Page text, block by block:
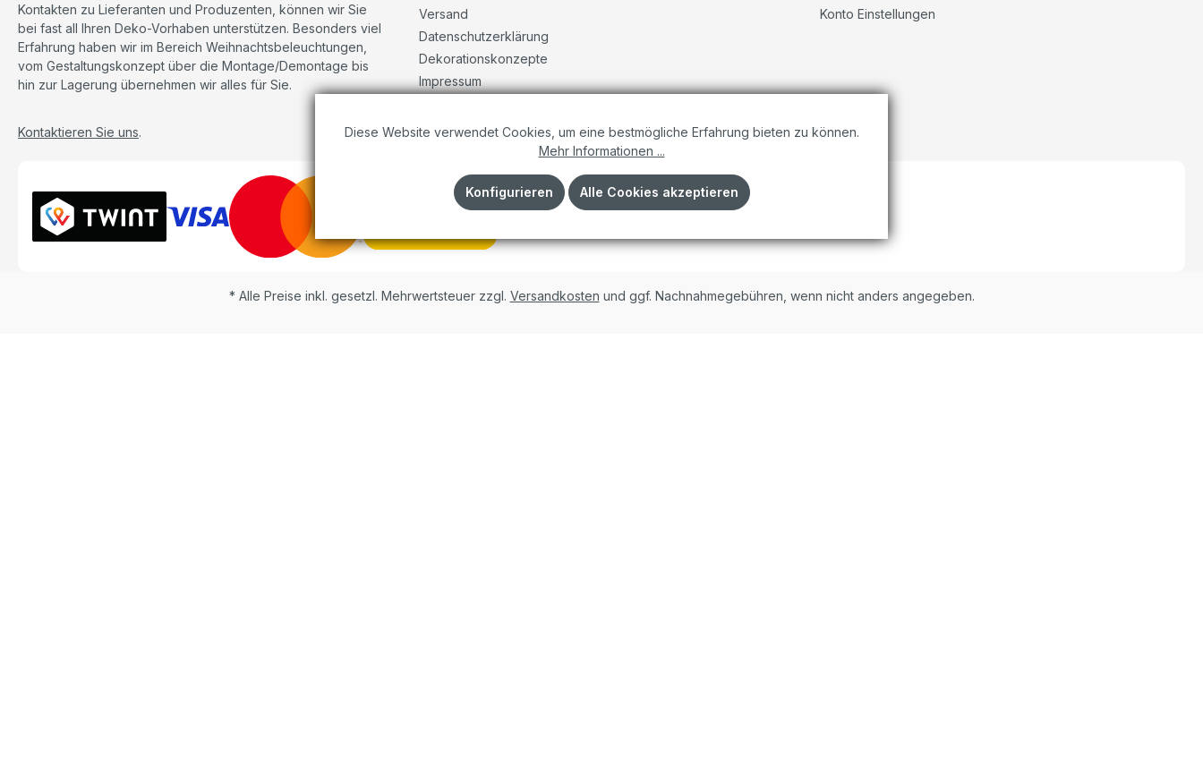
Kontakten zu Lieferanten und Produzenten, können wir Sie
bei fast all Ihren Deko-Vorhaben unterstützen. Besonders viel
Erfahrung haben wir im Bereich Weihnachtsbeleuchtungen,
vom Gestaltungskonzept über die Montage/Demontage bis
hin zur Lagerung übernehmen wir alles für Sie.
Kontaktieren Sie uns.
Versand
Datenschutzerklärung
Dekorationskonzepte
Impressum
Konto Einstellungen
* Alle Preise inkl. gesetzl. Mehrwertsteuer zzgl. Versandkosten und ggf. Nachnahmegebühren, wenn nicht anders angegeben.
Diese Website verwendet Cookies, um eine bestmögliche Erfahrung bieten zu können.
Mehr Informationen ...
Konfigurieren Alle Cookies akzeptieren